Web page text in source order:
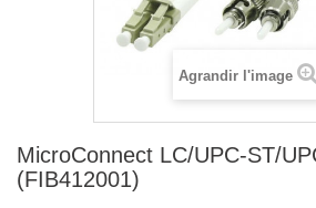
Agrandir l'image
MicroConnect LC/UPC-ST/
(FIB412001)